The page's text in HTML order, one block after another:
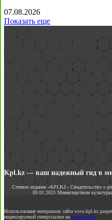
07.08.2026
Показать еще
Kpl.kz — ваш надежный гид в
Сетевое издание «KPLKZ» Свидетельство о
09.01.2025 Министерством
Использование материалов сайта www.kpl.kz
индексируемой гиперссылки на www.kpl.kz